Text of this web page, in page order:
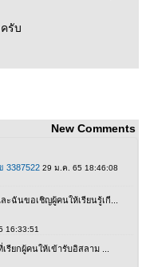
รับ
New Comments